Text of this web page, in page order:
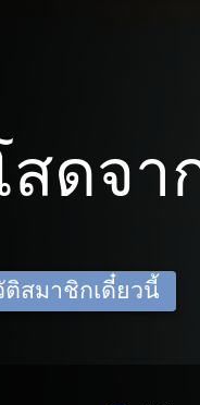
ดจา
ติสมาชิกเดี๋ยวนี้